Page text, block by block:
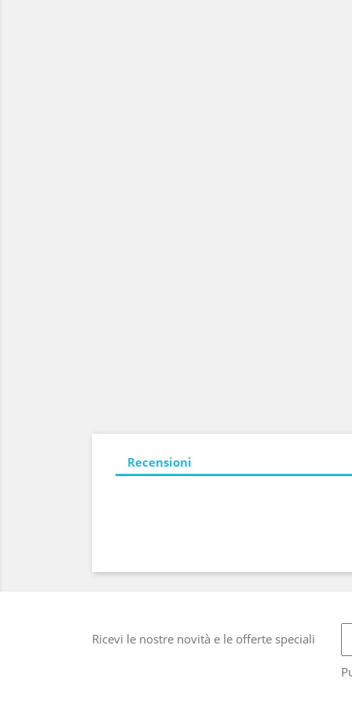
Recensioni
Ricevi le nostre novità e le offerte speciali